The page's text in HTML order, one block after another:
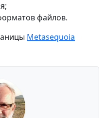
файлов.
Metasequoia